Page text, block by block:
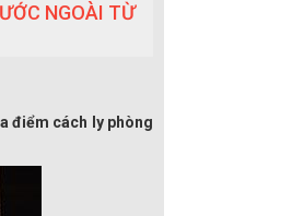
NGOÀI TỪ
điểm cách ly phòng